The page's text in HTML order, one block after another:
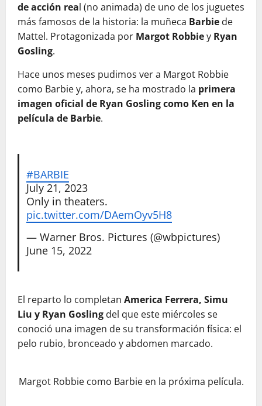
de acción real (no animada) de uno de los juguetes
más famosos de la historia: la muñeca Barbie de
Mattel. Protagonizada por Margot Robbiey Ryan
Gosling.
Hace unos meses pudimos ver a Margot Robbie
como Barbie y, ahora, se ha mostrado la primera
imagen oficial de Ryan Gosling como Ken en la
película de Barbie.
#BARBIE
July 21, 2023
Only in theaters.
pic.twitter.com/DAemOyv5H8
— Warner Bros. Pictures (@wbpictures)
June 15, 2022
El reparto lo completan America Ferrera, Simu
Liu y Ryan Gosling del que este miércoles se
conoció una imagen de su transformación física: el
pelo rubio, bronceado y abdomen marcado.
Margot Robbie como Barbie en la próxima película.